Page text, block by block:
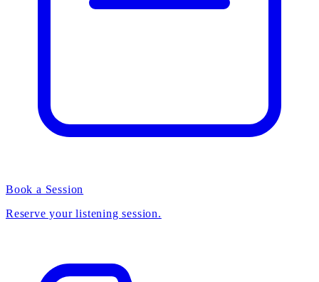
Book a Session
Reserve your listening session.